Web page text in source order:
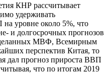
КНР рассчитывает
удерживать
уровне около 5%, что
и долгосрочных прогнозов
МВФ, Всемирным
перспектив Китая, то
дал прогноз прироста ВВП
что по итогам 2019